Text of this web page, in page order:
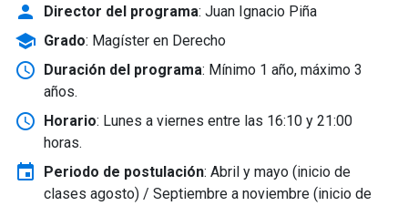
person Director del programa: Juan Ignacio Piña
school Grado: Magíster en Derecho
schedule Duración del programa: Mínimo 1 año, máximo 3
años.
schedule Horario: Lunes a viernes entre las 16:10 y 21:00
horas.
event Periodo de postulación: Abril y mayo (inicio de
clases agosto) / Septiembre a noviembre (inicio de